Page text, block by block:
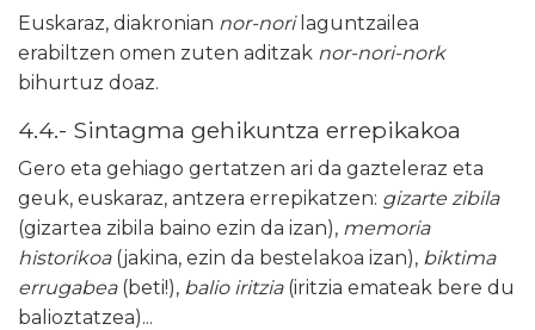
Euskaraz, diakronian nor-norilaguntzailea
erabiltzen omen zuten aditzak nor-nori-nork
bihurtuz doaz.
4.4.- Sintagma gehikuntza errepikakoa
Gero eta gehiago gertatzen ari da gazteleraz eta
geuk, euskaraz, antzera errepikatzen: gizarte zibila
(gizartea zibila baino ezin da izan), memoria
historikoa (jakina, ezin da bestelakoa izan), biktima
errugabea(beti!), balio iritzia(iritzia emateak bere du
balioztatzea)...